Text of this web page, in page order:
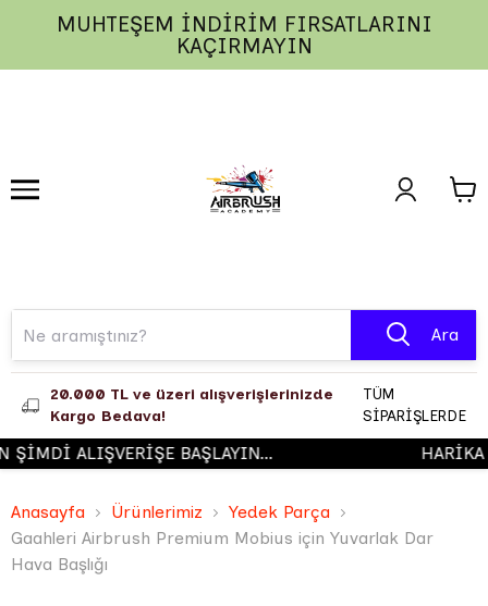
MUHTEŞEM İNDİRİM FIRSATLARINI
KAÇIRMAYIN
1 2 3
Ara
20.000 TL ve üzeri alışverişlerinizde
Kargo Bedava!
TÜM
SİPARİŞLERDE
ALIŞVERİŞE BAŞLAYIN... HARİKA
Anasayfa Ürünlerimiz
Yedek Parça
Gaahleri Airbrush Premium Mobius için Yuvarlak Dar
Hava Başlığı